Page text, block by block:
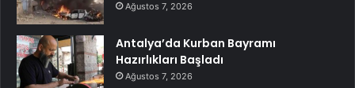
Ağustos 7, 2026
Antalya’da Kurban Bayramı
Hazırlıkları Başladı
Ağustos 7, 2026